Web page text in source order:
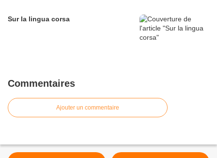
Sur la lingua corsa
Commentaires
Ajouter un commentaire